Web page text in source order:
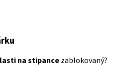
na stipance zablokovaný?